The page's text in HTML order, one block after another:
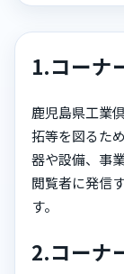
1.コーナ
鹿児島県工業
拓等を図るた
器や設備、事
閲覧者に発信
す。
2.コーナ